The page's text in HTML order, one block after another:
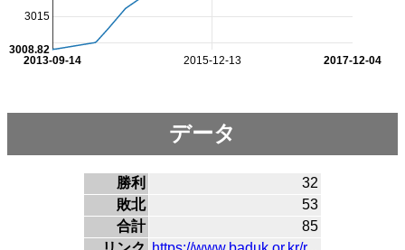
2015-12-13
2013-09-14 2017-12-04
3015
3008.82
データ
勝利
32
敗北
53
合計
85